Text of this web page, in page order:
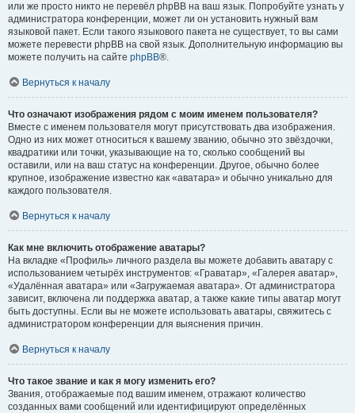
или же просто никто не перевёл phpBB на ваш язык. Попробуйте узнать у
администратора конференции, может ли он установить нужный вам
языковой пакет. Если такого языкового пакета не существует, то вы сами
можете перевести phpBB на свой язык. Дополнительную информацию вы
можете получить на сайте phpBB®.
Вернуться к началу
Что означают изображения рядом с моим именем пользователя?
Вместе с именем пользователя могут присутствовать два изображения.
Одно из них может относиться к вашему званию, обычно это звёздочки,
квадратики или точки, указывающие на то, сколько сообщений вы
оставили, или на ваш статус на конференции. Другое, обычно более
крупное, изображение известно как «аватара» и обычно уникально для
каждого пользователя.
Вернуться к началу
Как мне включить отображение аватары?
На вкладке «Профиль» личного раздела вы можете добавить аватару с
использованием четырёх инструментов: «Граватар», «Галерея аватар»,
«Удалённая аватара» или «Загружаемая аватара». От администратора
зависит, включена ли поддержка аватар, а также какие типы аватар могут
быть доступны. Если вы не можете использовать аватары, свяжитесь с
администратором конференции для выяснения причин.
Вернуться к началу
Что такое звание и как я могу изменить его?
Звания, отображаемые под вашим именем, отражают количество
созданных вами сообщений или идентифицируют определённых